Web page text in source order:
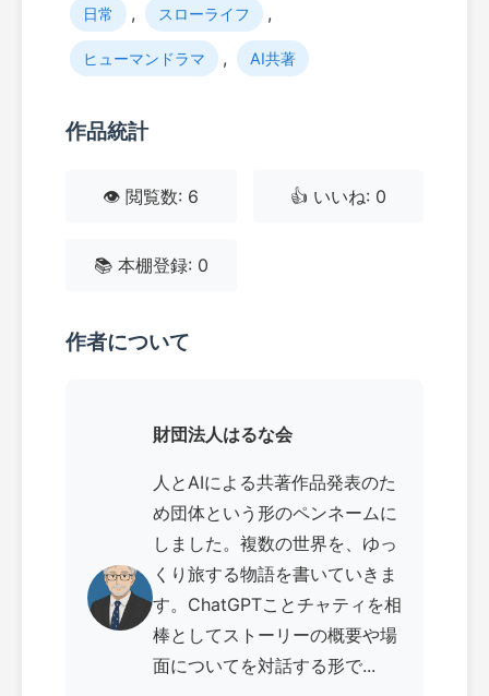
日常 , スローライフ ,
ヒューマンドラマ , AI共著
作品統計
👁️ 閲覧数: 6 👍 いいね: 0
📚 本棚登録: 0
作者について
財団法人はるな会
人とAIによる共著作品発表のた
め団体という形のペンネームに
しました。複数の世界を、ゆっ
くり旅する物語を書いていきま
す。ChatGPTことチャティを相
棒としてストーリーの概要や場
面についてを対話する形で...